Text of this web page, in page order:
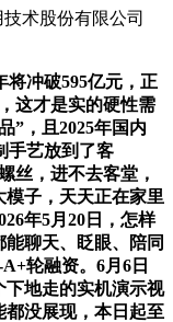
术股份有限公司
冲破595亿元，正
这才是实的硬性需
”，且2025年国内
手艺放到了客
丝，进不去客堂，
子，天天正在家里
年5月20日，怎样
聊天、眨眼、陪同
轮融资。6月6日
下地走的实机演示视
都没展现，本日起至